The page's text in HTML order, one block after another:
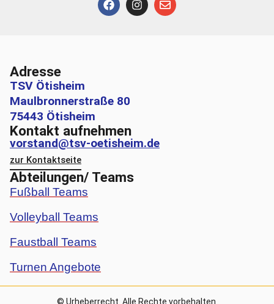
Adresse
TSV Ötisheim
Maulbronnerstraße 80
75443 Ötisheim
Kontakt aufnehmen
vorstand@tsv-oetisheim.de
zur Kontaktseite
Abteilungen/ Teams
Fußball Teams
Volleyball Teams
Faustball Teams
Turnen Angebote
© Urheberrecht. Alle Rechte vorbehalten.